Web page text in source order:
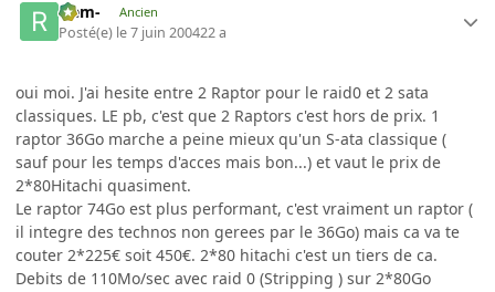
-rem- Ancien
Posté(e) le 7 juin 200422 a
oui moi. J'ai hesite entre 2 Raptor pour le raid0 et 2 sata
classiques. LE pb, c'est que 2 Raptors c'est hors de prix. 1
raptor 36Go marche a peine mieux qu'un S-ata classique (
sauf pour les temps d'acces mais bon...) et vaut le prix de
2*80Hitachi quasiment.
Le raptor 74Go est plus performant, c'est vraiment un raptor (
il integre des technos non gerees par le 36Go) mais ca va te
couter 2*225€ soit 450€. 2*80 hitachi c'est un tiers de ca.
Debits de 110Mo/sec avec raid 0 (Stripping ) sur 2*80Go